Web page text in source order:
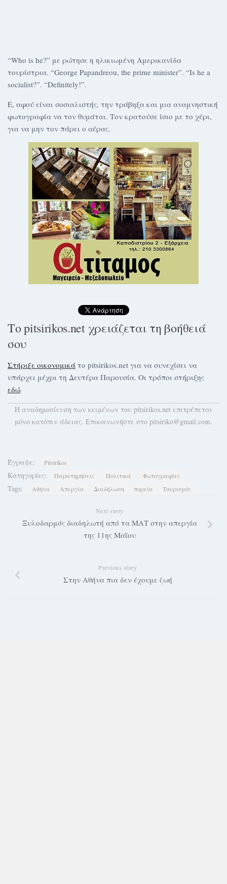
“Who is he?” με ρώτησε η ηλικιωμένη Αμερικανίδα
τουρίστρια. “George Papandreou, the prime minister”. “Is he a
socialist?”. “Definitely!”.
Ε, αφού είναι σοσιαλιστής, την τράβηξα και μια αναμνηστική
φωτογραφία να τον θυμάται. Τον κρατούσε ίσιο με το χέρι,
για να μην τον πάρει ο αέρας.
Το pitsirikos.net χρειάζεται τη βοήθειά
σου
Στήριξε οικονομικά το pitsirikos.net για να συνεχίσει να
υπάρχει μέχρι τη Δευτέρα Παρουσία. Οι τρόποι στήριξης
εδώ.
H αναδημοσίευση των κειμένων του pitsirikos.net επιτρέπεται
μόνο κατόπιν άδειας. Επικοινωνήστε στο pitsiriko@gmail.com.
Έγραψε: Pitsirikos
Κατηγορίες: Παρατηρήσεις Πολιτικά Φωτογραφίες
Tags: Αθήνα Απεργία Διαδήλωση πορεία Τουρισμός
Next story
Ξυλοδαρμός διαδηλωτή από τα ΜΑΤ στην απεργία
της 11ης Μαΐου
Previous story
Στην Αθήνα πια δεν έχουμε ζωή